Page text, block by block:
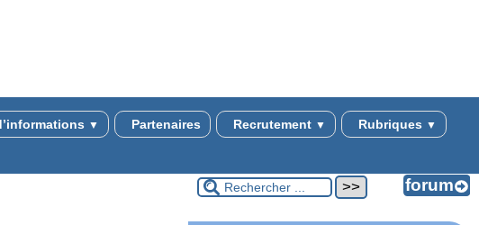
▼ Partenaires Recrutement ▼ Rubriques ▼